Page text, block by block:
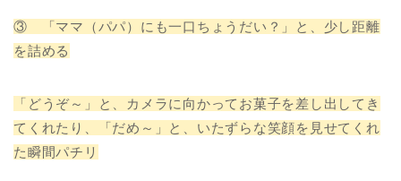
③ 「ママ（パパ）にも一口ちょうだい？」と、少し距離
を詰める
「どうぞ～」と、カメラに向かってお菓子を差し出してき
てくれたり、「だめ～」と、いたずらな笑顔を見せてくれ
た瞬間パチリ